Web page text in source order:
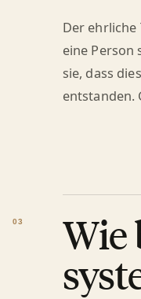
Der
eine Person
sie, dass
entstanden.
Wie